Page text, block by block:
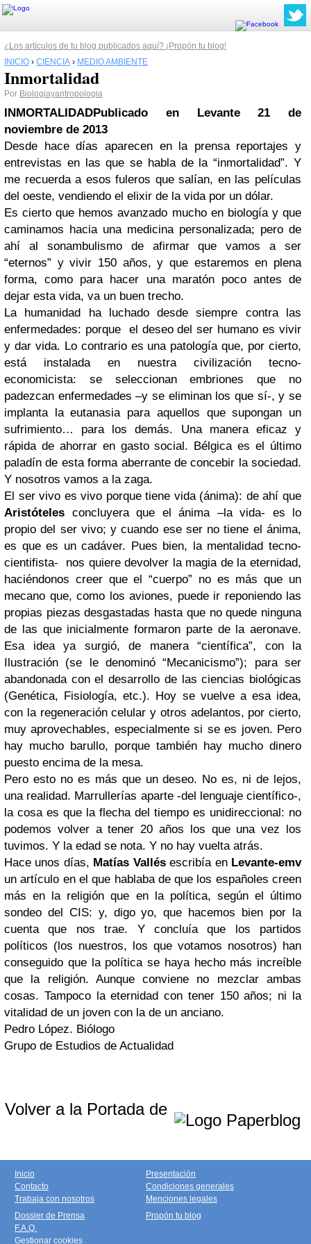
¿Los artículos de tu blog publicados aquí? ¡Propón tu blog!
INICIO › CIENCIA › MEDIO AMBIENTE
Inmortalidad
Por Biologiayantropologia
INMORTALIDADPublicado en Levante 21 de
noviembre de 2013
Desde hace días aparecen en la prensa reportajes y
entrevistas en las que se habla de la “inmortalidad”. Y
me recuerda a esos fuleros que salían, en las películas
del oeste, vendiendo el elixir de la vida por un dólar.
Es cierto que hemos avanzado mucho en biología y que
caminamos hacia una medicina personalizada; pero de
ahí al sonambulismo de afirmar que vamos a ser
“eternos” y vivir 150 años, y que estaremos en plena
forma, como para hacer una maratón poco antes de
dejar esta vida, va un buen trecho.
La humanidad ha luchado desde siempre contra las
enfermedades: porque el deseo del ser humano es vivir
y dar vida. Lo contrario es una patología que, por cierto,
está instalada en nuestra civilización tecno-
economicista: se seleccionan embriones que no
padezcan enfermedades –y se eliminan los que sí-, y se
implanta la eutanasia para aquellos que supongan un
sufrimiento… para los demás. Una manera eficaz y
rápida de ahorrar en gasto social. Bélgica es el último
paladín de esta forma aberrante de concebir la sociedad.
Y nosotros vamos a la zaga.
El ser vivo es vivo porque tiene vida (ánima): de ahí que
Aristóteles concluyera que el ánima –la vida- es lo
propio del ser vivo; y cuando ese ser no tiene el ánima,
es que es un cadáver. Pues bien, la mentalidad tecno-
cientifista- nos quiere devolver la magia de la eternidad,
haciéndonos creer que el “cuerpo” no es más que un
mecano que, como los aviones, puede ir reponiendo las
propias piezas desgastadas hasta que no quede ninguna
de las que inicialmente formaron parte de la aeronave.
Esa idea ya surgió, de manera “científica”, con la
Ilustración (se le denominó “Mecanicismo”); para ser
abandonada con el desarrollo de las ciencias biológicas
(Genética, Fisiología, etc.). Hoy se vuelve a esa idea,
con la regeneración celular y otros adelantos, por cierto,
muy aprovechables, especialmente si se es joven. Pero
hay mucho barullo, porque también hay mucho dinero
puesto encima de la mesa.
Pero esto no es más que un deseo. No es, ni de lejos,
una realidad. Marrullerías aparte -del lenguaje científico-,
la cosa es que la flecha del tiempo es unidireccional: no
podemos volver a tener 20 años los que una vez los
tuvimos. Y la edad se nota. Y no hay vuelta atrás.
Hace unos días, Matías Vallésescribía en Levante-emv
un artículo en el que hablaba de que los españoles creen
más en la religión que en la política, según el último
sondeo del CIS: y, digo yo, que hacemos bien por la
cuenta que nos trae. Y concluía que los partidos
políticos (los nuestros, los que votamos nosotros) han
conseguido que la política se haya hecho más increíble
que la religión. Aunque conviene no mezclar ambas
cosas. Tampoco la eternidad con tener 150 años; ni la
vitalidad de un joven con la de un anciano.
Pedro López. Biólogo
Grupo de Estudios de Actualidad
Volver a la Portada de
Inicio
Contacto
Trabaja con nosotros
Presentación
Condiciones generales
Menciones legales
Dossier de Prensa
F.A.Q.
Gestionar cookies
Propón tu blog